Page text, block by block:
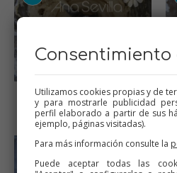
Batir
Consentimiento
Utilizamos cookies propias y de
y para mostrarle publicidad
perfil elaborado a partir de sus
ejemplo, páginas visitadas).
Para más información consulte la
Puede aceptar todas las